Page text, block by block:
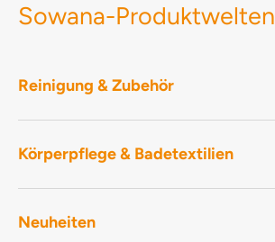
Sowana-Produktwelten
Reinigung & Zubehör
Körperpflege & Badetextilien
Neuheiten